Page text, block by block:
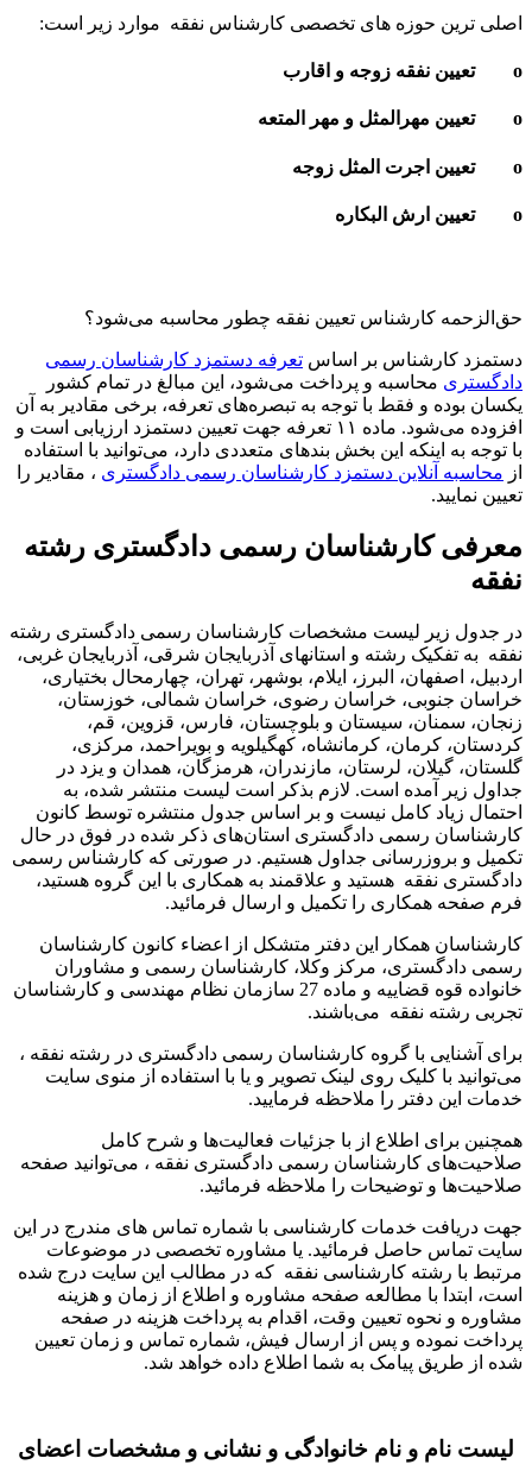
حوزه های تخصصی کارشناس نفقه موارد زیر است:
کارشناس تعیین نفقه چطور محاسبه می‌شود؟
بر اساس تعرفه دستمزد کارشناسان رسمی
محاسبه و پرداخت می‌شود، این مبالغ در تمام کشور
و فقط با توجه به تبصره‌های تعرفه، برخی مقادیر به آن
افزوده می‌شود. ماده ۱۱ تعرفه جهت تعیین دستمزد ارزیابی است و
اینکه این بخش بندهای متعددی دارد، می‌توانید با استفاده
آنلاین دستمزد کارشناسان رسمی دادگستری، مقادیر را
کارشناسان رسمی دادگستری رشته
زیر لیست مشخصات کارشناسان رسمی دادگستری رشته
رشته و استانهای آذربایجان شرقی، آذربایجان غربی،
البرز، ایلام، بوشهر، تهران، چهارمحال بختیاری،
خراسان رضوی، خراسان شمالی، خوزستان،
سیستان و بلوچستان، فارس، قزوین، قم،
کرمان، کرمانشاه، کهگیلویه و بویراحمد، مرکزی،
لرستان، مازندران، هرمزگان، همدان و یزد در
آمده است. لازم بذکر است لیست منتشر شده، به
کامل نیست و بر اساس جدول منتشره توسط کانون
رسمی دادگستری استان‌های ذکر شده در فوق در حال
جداول هستیم. در صورتی که کارشناس رسمی
نفقه هستید و علاقمند به همکاری با این گروه هستید،
همکاری را تکمیل و ارسال فرمائید.
همکار این دفتر متشکل از اعضاء کانون کارشناسان
مرکز وکلا، کارشناسان رسمی و مشاوران
خانواده قوه قضاییه و ماده 27 سازمان نظام مهندسی و کارشناسان
نفقه می‌باشند.
با گروه کارشناسان رسمی دادگستری در رشته نفقه ،
با کلیک روی لینک تصویر و یا با استفاده از منوی سایت
دفتر را ملاحظه فرمایید.
اطلاع از با جزئیات فعالیت‌‌ها و شرح کامل
کارشناسان رسمی دادگستری نفقه ، می‌توانید صفحه
و توضیحات را ملاحظه فرمائید.
خدمات کارشناسی با شماره تماس های مندرج در این
حاصل فرمائید. یا مشاوره تخصصی در موضوعات
رشته کارشناسی نفقه که در مطالب این سایت درج شده
با مطالعه صفحه مشاوره و اطلاع از زمان و هزینه
نحوه تعیین وقت، اقدام به پرداخت هزینه در صفحه
و پس از ارسال فیش، شماره تماس و زمان تعیین
پیامک به شما اطلاع داده خواهد شد.
و نام خانوادگی و نشانی و مشخصات اعضای